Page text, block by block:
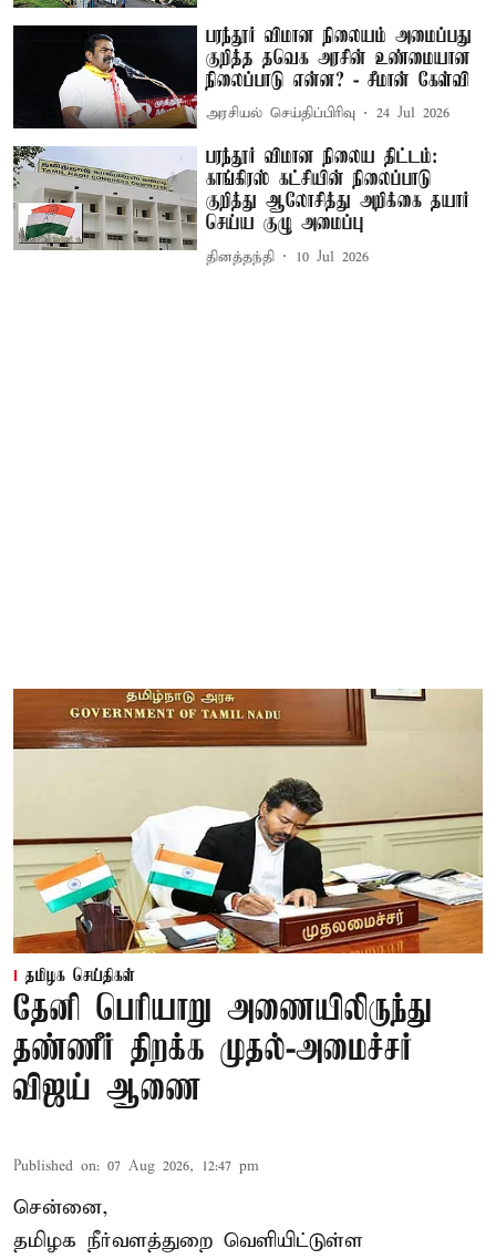
பரந்தூர் விமான நிலையம் அமைப்பது
குறித்த தவெக அரசின் உண்மையான
நிலைப்பாடு என்ன? - சீமான் கேள்வி
அரசியல் செய்திப்பிரிவு 24 Jul 2026
பரந்தூர் விமான நிலைய திட்டம்:
காங்கிரஸ் கட்சியின் நிலைப்பாடு
குறித்து ஆலோசித்து அறிக்கை தயார்
செய்ய குழு அமைப்பு
தினத்தந்தி 10 Jul 2026
தமிழக செய்திகள்
தேனி பெரியாறு அணையிலிருந்து
தண்ணீர் திறக்க முதல்-அமைச்சர்
விஜய் ஆணை
Published on: 07 Aug 2026, 12:47 pm
சென்னை,
தமிழக நீர்வளத்துறை வெளியிட்டுள்ள